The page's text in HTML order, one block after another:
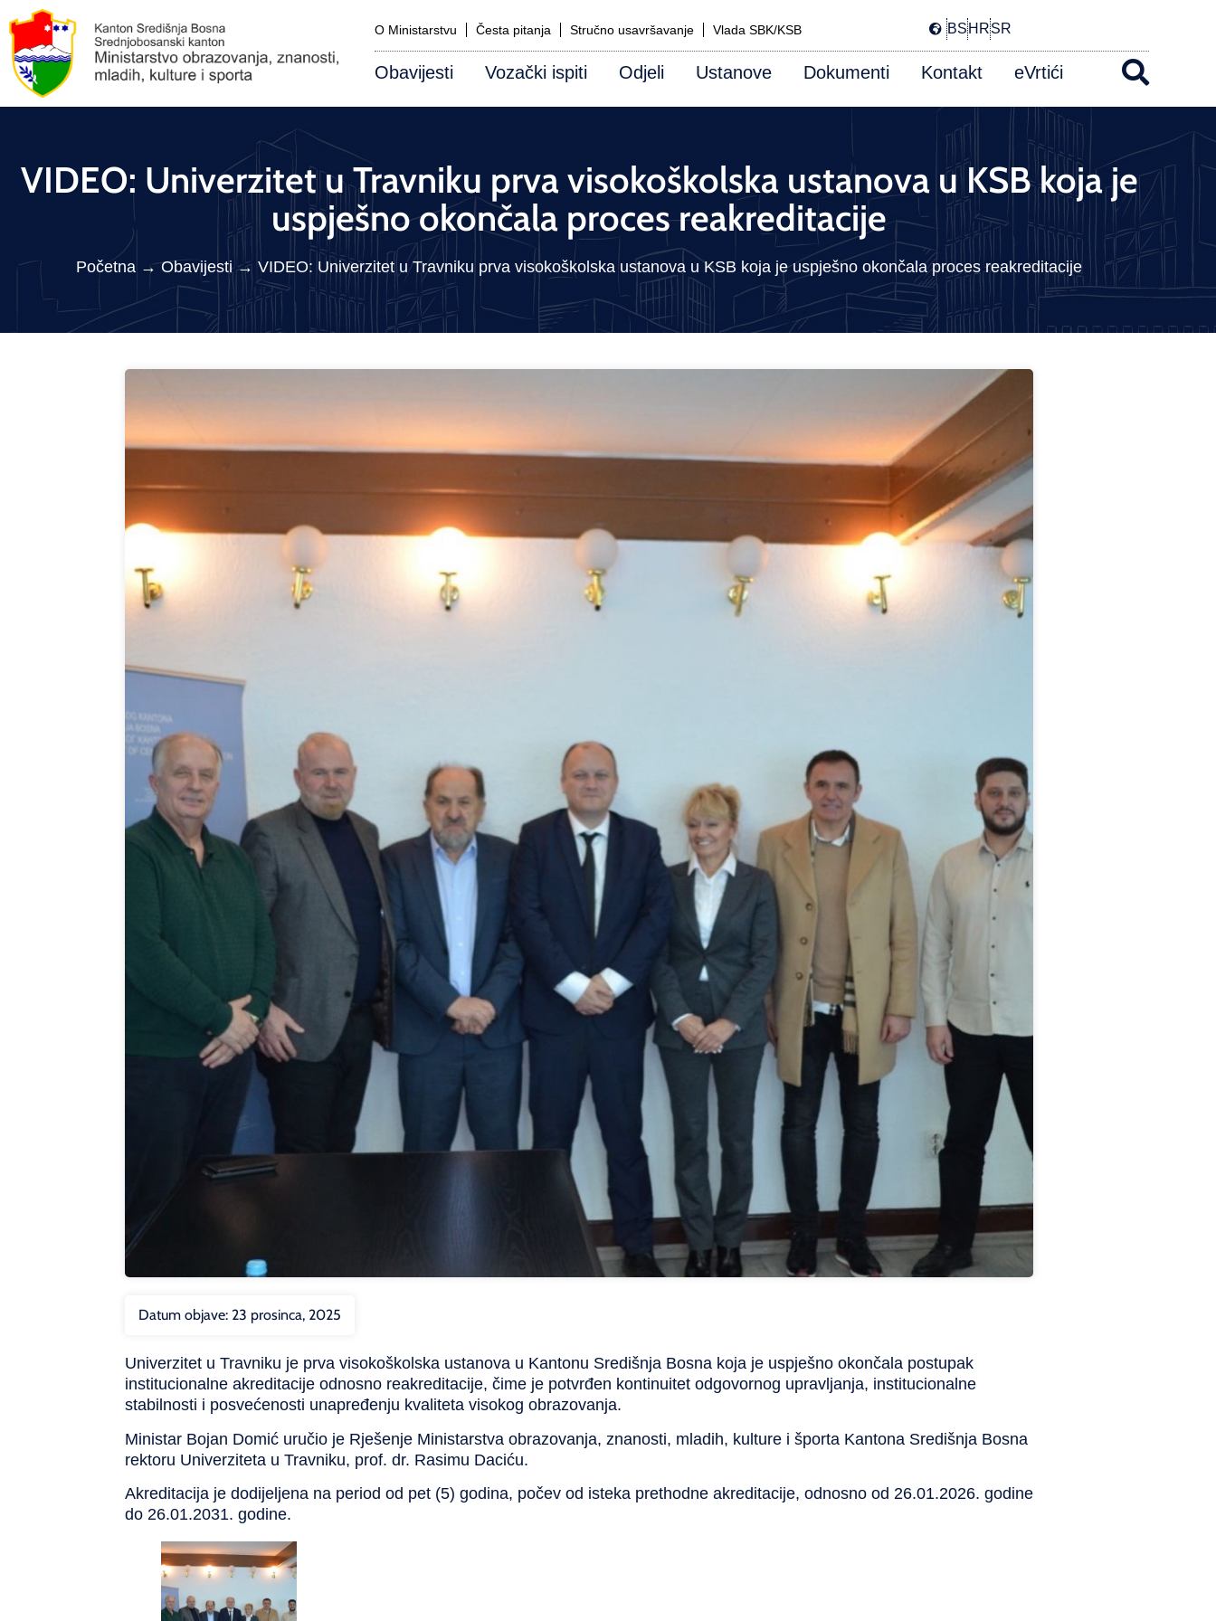
O Ministarstvu Česta pitanja Stručno usavršavanje Vlada SBK/KSB BSHRSR
Obavijesti Vozački ispiti Odjeli Ustanove Dokumenti Kontakt eVrtići
VIDEO: Univerzitet u Travniku prva visokoškolska ustanova u KSB koja je
uspješno okončala proces reakreditacije
Početna →Obavijesti→ VIDEO: Univerzitet u Travniku prva visokoškolska ustanova u KSB koja je uspješno okončala proces reakreditacije
Datum objave: 23 prosinca, 2025
Univerzitet u Travniku je prva visokoškolska ustanova u Kantonu Središnja Bosna koja je uspješno okončala postupak
institucionalne akreditacije odnosno reakreditacije, čime je potvrđen kontinuitet odgovornog upravljanja, institucionalne
stabilnosti i posvećenosti unapređenju kvaliteta visokog obrazovanja.
Ministar Bojan Domić uručio je Rješenje Ministarstva obrazovanja, znanosti, mladih, kulture i športa Kantona Središnja Bosna
rektoru Univerziteta u Travniku, prof. dr. Rasimu Daciću.
Akreditacija je dodijeljena na period od pet (5) godina, počev od isteka prethodne akreditacije, odnosno od 26.01.2026. godine
do 26.01.2031. godine.